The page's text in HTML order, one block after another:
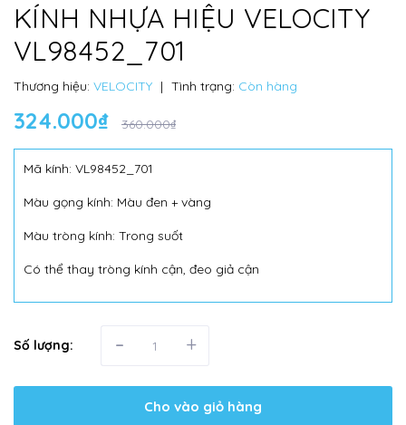
KÍNH NHỰA HIỆU VELOCITY
VL98452_701
Thương hiệu: VELOCITY | Tình trạng: Còn hàng
324.000₫ 360.000₫
Mã kính: VL98452_701
Màu gọng kính: Màu đen + vàng
Màu tròng kính: Trong suốt
Có thể thay tròng kính cận, đeo giả cận
Số lượng: - +
Cho vào giỏ hàng